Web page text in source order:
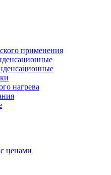
применения
нагрева
ценами